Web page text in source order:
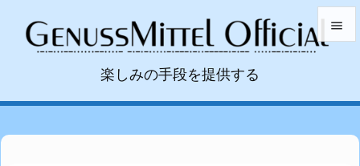
楽しみの手段を提供する

